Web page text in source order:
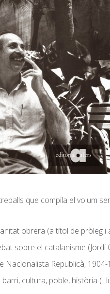
que compila el volum
obrera (a títol de pròleg
sobre el catalanisme (Jordi
Nacionalista Republicà,
cultura, poble, història